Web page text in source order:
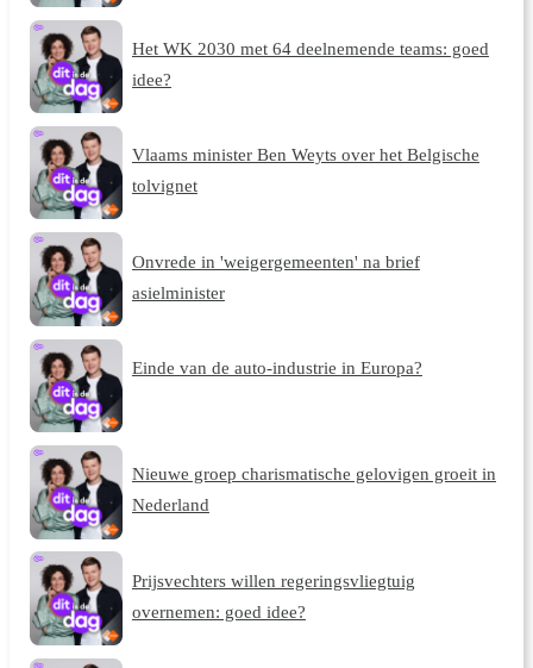
Het WK 2030 met 64 deelnemende teams: goed
idee?
Vlaams minister Ben Weyts over het Belgische
tolvignet
Onvrede in 'weigergemeenten' na brief
asielminister
Einde van de auto-industrie in Europa?
Nieuwe groep charismatische gelovigen groeit in
Nederland
Prijsvechters willen regeringsvliegtuig
overnemen: goed idee?